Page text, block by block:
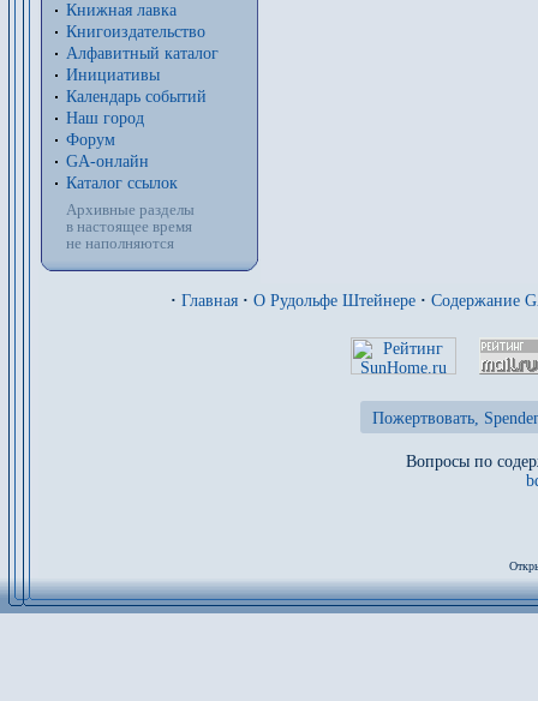
Книжная лавка
Книгоиздательство
Алфавитный каталог
Инициативы
Календарь событий
Наш город
Форум
GA-онлайн
Каталог ссылок
Архивные разделы
в настоящее время
не наполняются
· Главная · О Рудольфе Штейнере · Содержание
Пожертвовать,
Вопросы по